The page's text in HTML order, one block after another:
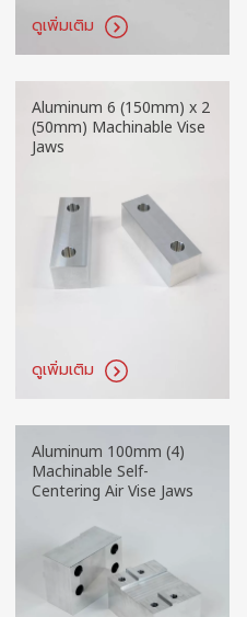
ดูเพิ่มเติม
Aluminum 6 (150mm) x 2
(50mm) Machinable Vise
Jaws
ดูเพิ่มเติม
Aluminum 100mm (4)
Machinable Self-
Centering Air Vise Jaws